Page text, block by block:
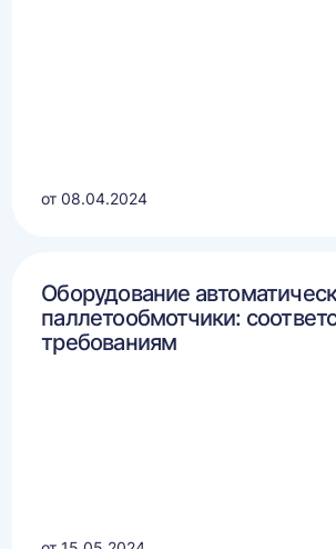
от 08.04.2024
Оборудование
паллетообмотчики:
требованиям